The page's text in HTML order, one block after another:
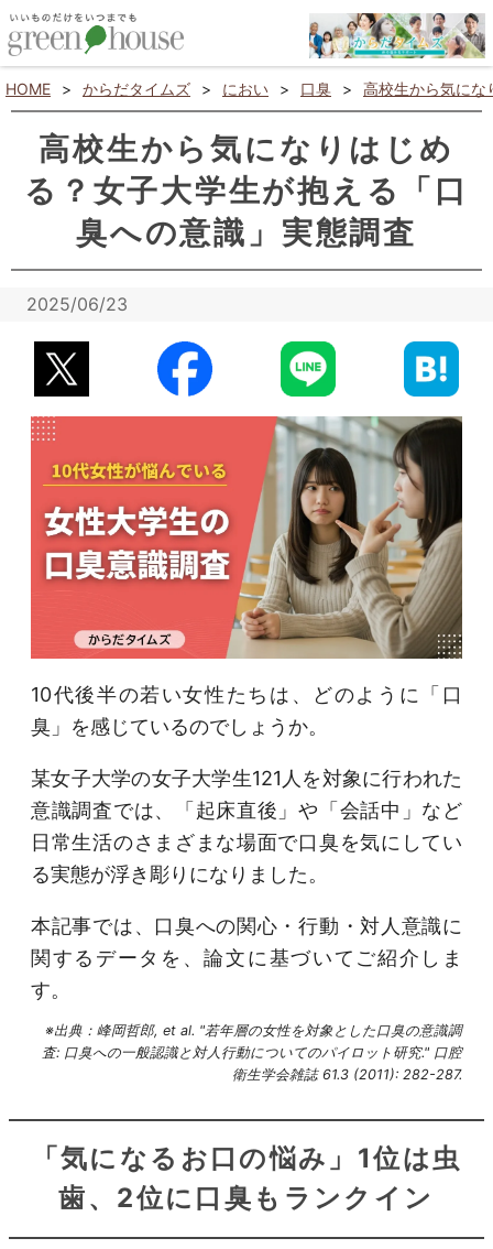
HOME > からだタイムズ > におい > 口臭 > 高校生から気にな
高校生から気になりはじめ
る？女子大学生が抱える「口
臭への意識」実態調査
2025/06/23
10代後半の若い女性たちは、どのように「口
臭」を感じているのでしょうか。
某女子大学の女子大学生121人を対象に行われた
意識調査では、「起床直後」や「会話中」など
日常生活のさまざまな場面で口臭を気にしてい
る実態が浮き彫りになりました。
本記事では、口臭への関心・行動・対人意識に
関するデータを、論文に基づいてご紹介しま
す。
※出典：峰岡哲郎, et al. "若年層の女性を対象とした口臭の意識調
査: 口臭への一般認識と対人行動についてのパイロット研究." 口腔
衛生学会雑誌 61.3 (2011): 282-287.
「気になるお口の悩み」1位は虫
歯、2位に口臭もランクイン